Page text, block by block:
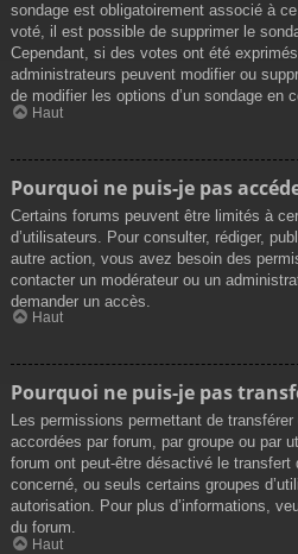
sondage est obligatoirement associé à
voté, il est possible de supprimer le
Cependant, si des votes ont été
administrateurs peuvent modifier ou
de modifier les options d’un sondage en
Haut
Pourquoi ne puis-je pas
Certains forums peuvent être limités à
d’utilisateurs. Pour consulter, rédiger,
autre action, vous avez besoin des
contacter un modérateur ou un
demander un accès.
Haut
Pourquoi ne puis-je pas
Les permissions permettant de
accordées par forum, par groupe ou par
forum ont peut-être désactivé le
concerné, ou seuls certains groupes
autorisation. Pour plus d’informations,
du forum.
Haut